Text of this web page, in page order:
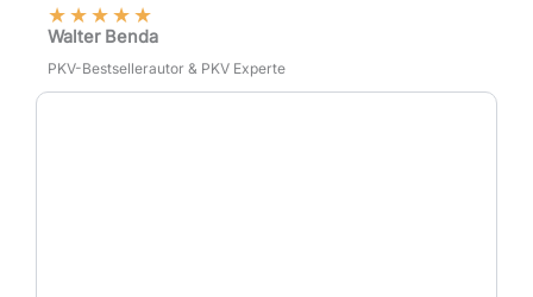
★★★★★
Walter Benda
PKV-Bestsellerautor & PKV Experte